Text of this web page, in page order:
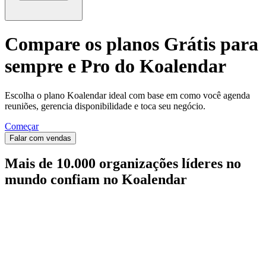
Compare os planos Grátis para
sempre e Pro do Koalendar
Escolha o plano Koalendar ideal com base em como você agenda
reuniões, gerencia disponibilidade e toca seu negócio.
Começar
Falar com vendas
Mais de 10.000 organizações líderes no
mundo confiam no Koalendar